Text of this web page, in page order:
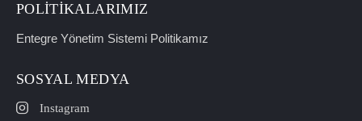
POLITIKALARIMIZ
Entegre Yönetim Sistemi Politikamız
SOSYAL MEDYA
Instagram